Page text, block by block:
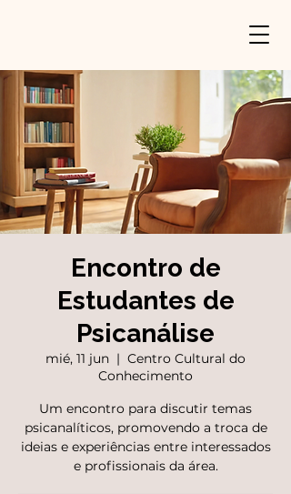
Encontro de
Estudantes de
Psicanálise
mié, 11 jun
  |
Centro Cultural do
Conhecimento
Um encontro para discutir temas
psicanalíticos, promovendo a troca de
ideias e experiências entre interessados
e profissionais da área.